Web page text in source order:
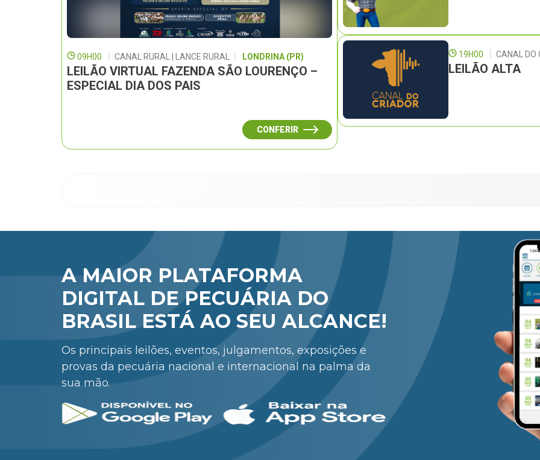
09H00 CANAL RURAL | LANCE RURAL LONDRINA (PR)
LEILÃO VIRTUAL FAZENDA SÃO LOURENÇO –
ESPECIAL DIA DOS PAIS
CONFERIR
19H00 CANAL DO
LEILÃO ALTA
A MAIOR PLATAFORMA
DIGITAL DE PECUÁRIA DO
BRASIL ESTÁ AO SEU ALCANCE!
Os principais leilões, eventos, julgamentos, exposições e
provas da pecuária nacional e internacional na palma da
sua mão.